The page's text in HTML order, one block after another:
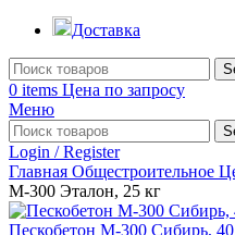
Доставка
0 items Цена по запросу
Меню
Login / Register
Главная Общестроительное
М-300 Эталон, 25 кг
Пескобетон М-300 Сибирь,